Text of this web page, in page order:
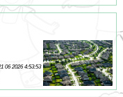
06 2026 4:53:53